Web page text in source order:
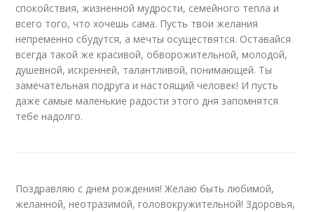
спокойствия, жизненной мудрости, семейного тепла и
всего того, что хочешь сама. Пусть твои желания
непременно сбудутся, а мечты осуществятся. Оставайся
всегда такой же красивой, обворожительной, молодой,
душевной, искренней, талантливой, понимающей. Ты
замечательная подруга и настоящий человек! И пусть
даже самые маленькие радости этого дня запомнятся
тебе надолго.
Поздравляю с днем рождения! Желаю быть любимой,
желанной, неотразимой, головокружительной! Здоровья,